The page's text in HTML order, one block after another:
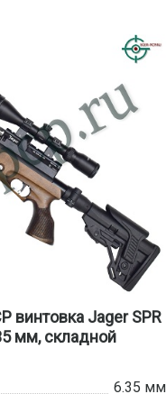
винтовка Jager SPR
мм, складной
6.35 мм